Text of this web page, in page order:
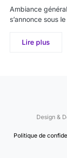
Ambiance
s’annonce sous
Lire plus
Design &
Politique de